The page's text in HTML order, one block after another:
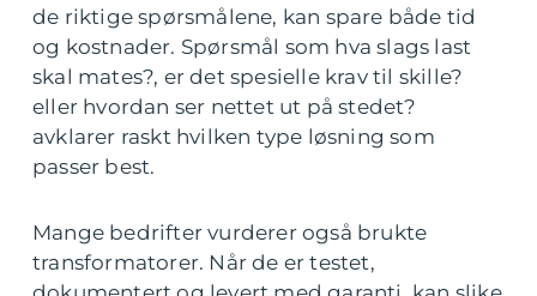
de riktige spørsmålene, kan spare både tid
og kostnader. Spørsmål som hva slags last
skal mates?, er det spesielle krav til skille?
eller hvordan ser nettet ut på stedet?
avklarer raskt hvilken type løsning som
passer best.
Mange bedrifter vurderer også brukte
transformatorer. Når de er testet,